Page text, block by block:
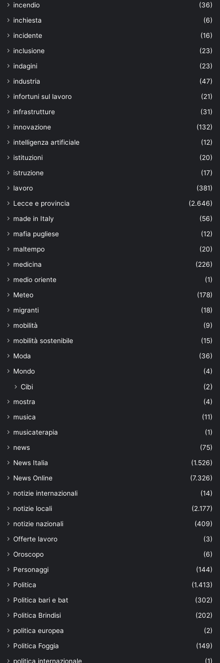
incendio
(36)
inchiesta
(6)
incidente
(16)
inclusione
(23)
indagini
(23)
industria
(47)
infortuni sul lavoro
(21)
infrastrutture
(31)
innovazione
(132)
intelligenza artificiale
(12)
istituzioni
(20)
istruzione
(17)
lavoro
(381)
Lecce e provincia
(2.646)
made in Italy
(56)
mafia pugliese
(12)
maltempo
(20)
medicina
(226)
medio oriente
(1)
Meteo
(178)
migranti
(18)
mobilità
(9)
mobilità sostenibile
(15)
Moda
(36)
Mondo
(4)
Cibi (2)
mostra
(4)
musica
(11)
musicaterapia
(1)
news
(75)
News Italia
(1.526)
News Online
(7.326)
notizie internazionali
(14)
notizie locali
(2.177)
notizie nazionali
(409)
Offerte lavoro
(3)
Oroscopo
(6)
Personaggi
(144)
Politica
(1.413)
Politica bari e bat
(302)
Politica Brindisi
(202)
politica europea
(2)
Politica Foggia
(149)
politica internazionale
(1)